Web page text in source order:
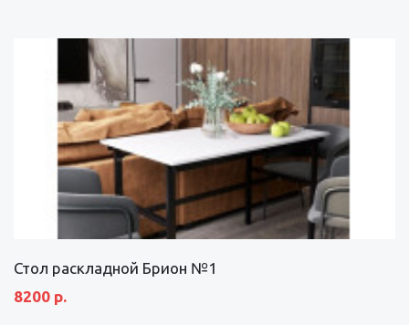
Стол раскладной Брион №1
8200 р.